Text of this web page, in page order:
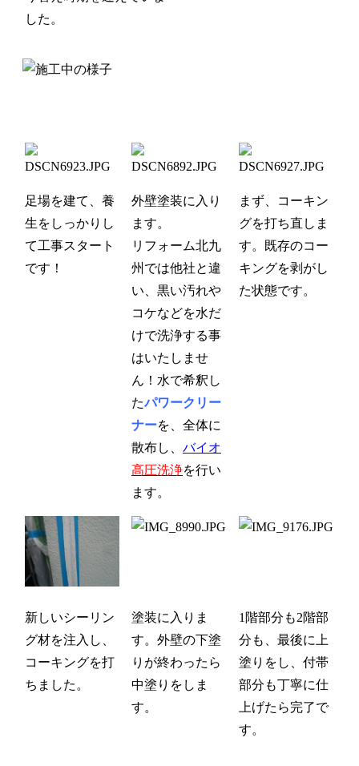
した。
足場を建て、養
生をしっかりし
て工事スタート
です！
外壁塗装に入り
ます。
リフォーム北九
州では他社と違
い、黒い汚れや
コケなどを水だ
けで洗浄する事
はいたしませ
ん！水で希釈し
たパワークリー
ナーを、全体に
散布し、 バイオ
高圧洗浄を行い
ます。
まず、コーキン
グを打ち直しま
す。既存のコー
キングを剥がし
た状態です。
新しいシーリン
グ材を注入し、
コーキングを打
ちました。
塗装に入りま
す。外壁の下塗
りが終わったら
中塗りをしま
す。
1階部分も2階部
分も、最後に上
塗りをし、付帯
部分も丁寧に仕
上げたら完了で
す。